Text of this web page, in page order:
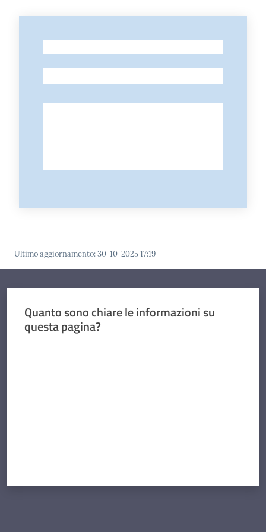
-
Ultimo aggiornamento:30-10-2025 17:19
Quanto sono chiare le informazioni su
questa pagina?